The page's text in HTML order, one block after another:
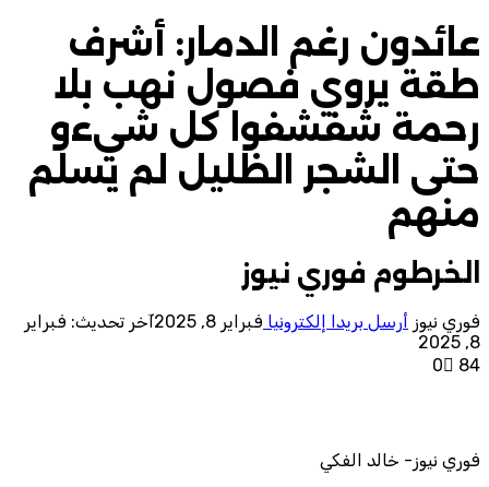
عائدون رغم الدمار: أشرف
طقة يروي فصول نهب بلا
رحمة شفشفوا كل شيءو
حتى الشجر الظليل لم يسلم
منهم
الخرطوم فوري نيوز
فوري نيوز أرسل بريدا إلكترونيا فبراير 8, 2025
آخر تحديث: فبراير
8, 2025
0
84
فوري نيوز- خالد الفكي